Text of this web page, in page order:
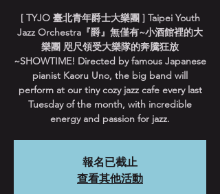
[ TYJO 臺北青年爵士大樂團 ] Taipei Youth
Jazz Orchestra『爵』無僅有~小酒館裡的大
樂團 咫尺領受大樂隊的奔騰狂放
~SHOWTIME! Directed by famous Japanese
pianist Kaoru Uno, the big band will
perform at our tiny cozy jazz cafe every last
Tuesday of the month, with incredible
energy and passion for jazz.
報名已截止
查看其他活動